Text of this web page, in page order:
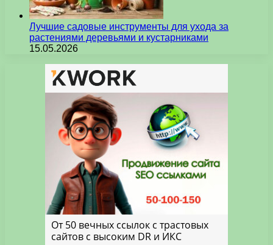
Лучшие садовые инструменты для ухода за
растениями деревьями и кустарниками
15.05.2026